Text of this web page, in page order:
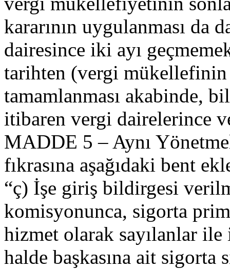
kararının uygulanması
dairesince iki ayı
tarihten (vergi
tamamlanması akabinde,
itibaren vergi dairelerince
MADDE 5 – Aynı
fıkrasına aşağıdaki bent
“ç) İşe giriş bildirgesi
komisyonunca, sigorta
hizmet olarak sayılanlar
halde başkasına ait sigorta